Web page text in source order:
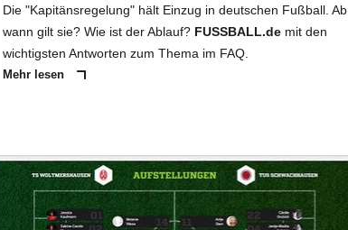
Die "Kapitänsregelung" hält Einzug in deutschen Fußball. Ab
wann gilt sie? Wie ist der Ablauf? FUSSBALL.demit den
wichtigsten Antworten zum Thema im FAQ.
Mehr lesen